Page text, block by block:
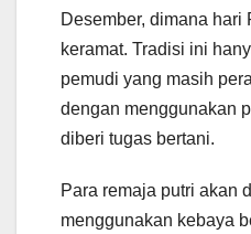
Desember, dimana hari
keramat. Tradisi ini
pemudi yang masih
dengan menggunakan
diberi tugas bertani.
Para remaja putri akan
menggunakan kebaya